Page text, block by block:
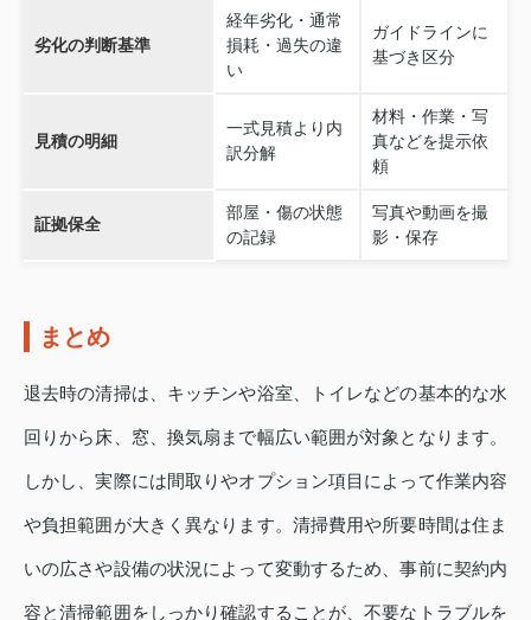
劣化の判断基準
経年劣化・通常
損耗・過失の違
い
ガイドラインに
基づき区分
見積の明細
一式見積より内
訳分解
材料・作業・写
真などを提示依
頼
証拠保全
部屋・傷の状態
の記録
写真や動画を撮
影・保存
まとめ
退去時の清掃は、キッチンや浴室、トイレなどの基本的な水
回りから床、窓、換気扇まで幅広い範囲が対象となります。
しかし、実際には間取りやオプション項目によって作業内容
や負担範囲が大きく異なります。清掃費用や所要時間は住ま
いの広さや設備の状況によって変動するため、事前に契約内
容と清掃範囲をしっかり確認することが、不要なトラブルを